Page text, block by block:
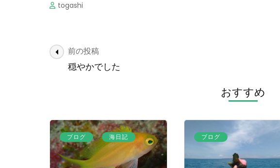
togashi
投
稿
ー
シ
ョ
ン
前の投稿
穏やかでした
おすすめ
ブログ 、 海日記 ブログ